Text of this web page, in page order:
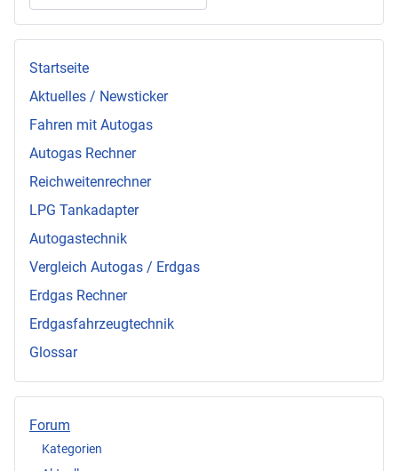
Startseite
Aktuelles / Newsticker
Fahren mit Autogas
Autogas Rechner
Reichweitenrechner
LPG Tankadapter
Autogastechnik
Vergleich Autogas / Erdgas
Erdgas Rechner
Erdgasfahrzeugtechnik
Glossar
Forum
Kategorien